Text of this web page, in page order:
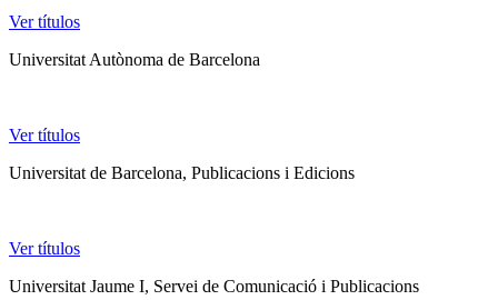
Ver títulos
Universitat Autònoma de Barcelona
Ver títulos
Universitat de Barcelona, Publicacions i Edicions
Ver títulos
Universitat Jaume I, Servei de Comunicació i Publicacions